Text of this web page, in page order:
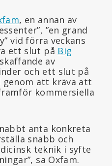
, en annan av
”en grand
vid förra veckans
ett slut på Big
av
och ett slut på
genom att kräva att
kommersiella
anta konkreta
snabb och
teknik i syfte
sa Oxfam.